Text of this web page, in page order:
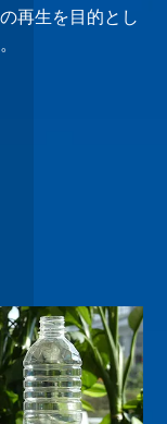
再生を目的とし